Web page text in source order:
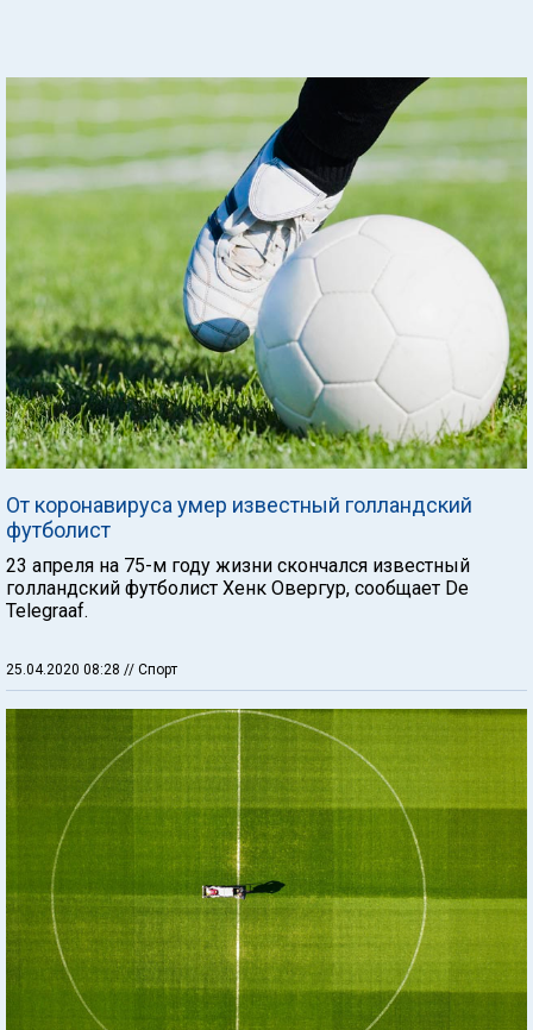
От коронавируса умер известный голландский
футболист
23 апреля на 75-м году жизни скончался известный
голландский футболист Хенк Овергур, сообщает De
Telegraaf.
25.04.2020 08:28 // Спорт